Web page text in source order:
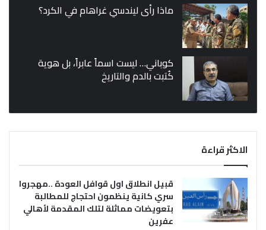
ماذا رأى ليندسي غراهام في الكرد؟
كوباني… ليست اسماً عابراً، بل هوية
كُتبت بالدم والتاريخ
الاكثر قراءة
قبيل انطلاق اول قوافل العودة ..مهجروا
سري كانية ينظمون احتجاج للمطالبة
بتعويضات مماثلة لتلك المقدمة لأهالي
عفرين